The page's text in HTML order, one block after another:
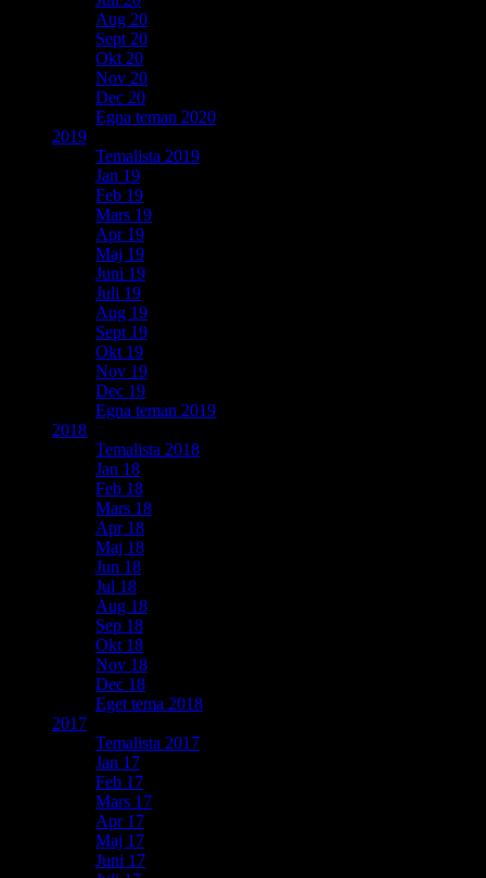
Aug 20
Sept 20
Okt 20
Nov 20
Dec 20
Egna teman 2020
2019
Temalista 2019
Jan 19
Feb 19
Mars 19
Apr 19
Maj 19
Juni 19
Juli 19
Aug 19
Sept 19
Okt 19
Nov 19
Dec 19
Egna teman 2019
2018
Temalista 2018
Jan 18
Feb 18
Mars 18
Apr 18
Maj 18
Jun 18
Jul 18
Aug 18
Sep 18
Okt 18
Nov 18
Dec 18
Eget tema 2018
2017
Temalista 2017
Jan 17
Feb 17
Mars 17
Apr 17
Maj 17
Juni 17